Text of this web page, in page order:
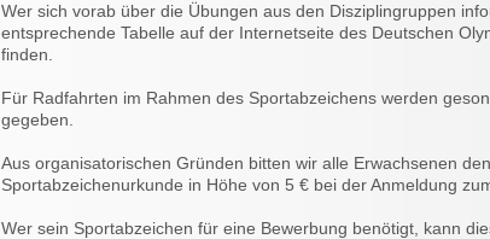
Wer sich vorab über die Übungen aus den Disziplingruppen
entsprechende Tabelle auf der Internetseite des Deutschen
finden.
Für Radfahrten im Rahmen des Sportabzeichens werden
gegeben.
Aus organisatorischen Gründen bitten wir alle Erwachsenen
Sportabzeichenurkunde in Höhe von 5 € bei der Anmeldung
Wer sein Sportabzeichen für eine Bewerbung benötigt, kann